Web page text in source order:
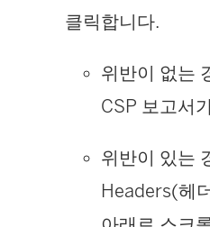
클릭합니다.
위반이 없는
CSP 보고서
위반이 있는
Headers(헤